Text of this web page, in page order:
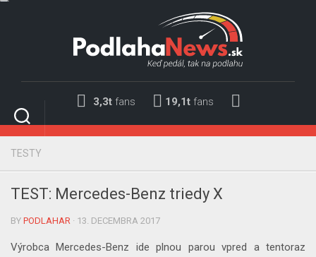
3,3tfans 19,1tfans
TESTY
TEST: Mercedes-Benz triedy X
BY PODLAHAR · 13. DECEMBRA 2017
Výrobca Mercedes-Benz ide plnou parou vpred a tentoraz